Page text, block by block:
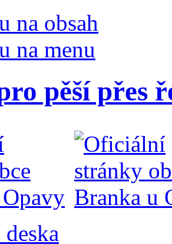
na obsah
na menu
pěší přes